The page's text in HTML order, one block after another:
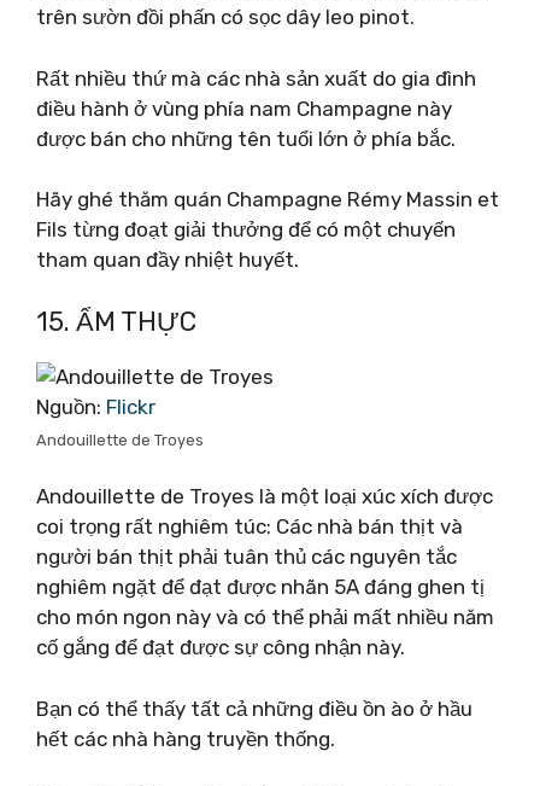
trên sườn đồi phấn có sọc dây leo pinot.
Rất nhiều thứ mà các nhà sản xuất do gia đình
điều hành ở vùng phía nam Champagne này
được bán cho những tên tuổi lớn ở phía bắc.
Hãy ghé thăm quán Champagne Rémy Massin et
Fils từng đoạt giải thưởng để có một chuyến
tham quan đầy nhiệt huyết.
15. ẨM THỰC
Nguồn: Flickr
Andouillette de Troyes
Andouillette de Troyes là một loại xúc xích được
coi trọng rất nghiêm túc: Các nhà bán thịt và
người bán thịt phải tuân thủ các nguyên tắc
nghiêm ngặt để đạt được nhãn 5A đáng ghen tị
cho món ngon này và có thể phải mất nhiều năm
cố gắng để đạt được sự công nhận này.
Bạn có thể thấy tất cả những điều ồn ào ở hầu
hết các nhà hàng truyền thống.